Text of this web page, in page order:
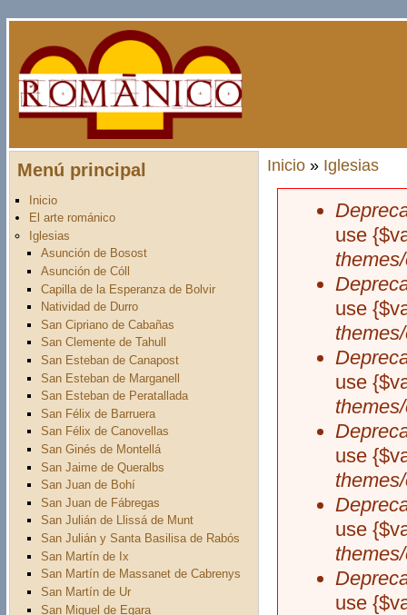
Menú principal
Inicio
El arte románico
Iglesias
Asunción de Bosost
Asunción de Cóll
Capilla de la Esperanza de Bolvir
Natividad de Durro
San Cipriano de Cabañas
San Clemente de Tahull
San Esteban de Canapost
San Esteban de Marganell
San Esteban de Peratallada
San Félix de Barruera
San Félix de Canovellas
San Ginés de Montellá
San Jaime de Queralbs
San Juan de Bohí
San Juan de Fábregas
San Julián de Llissá de Munt
San Julián y Santa Basilisa de Rabós
San Martín de Ix
San Martín de Massanet de Cabrenys
San Martín de Ur
San Miguel de Egara
Usted está aquí
Inicio» Iglesias
Mensaje
use
use
use
use
use
use